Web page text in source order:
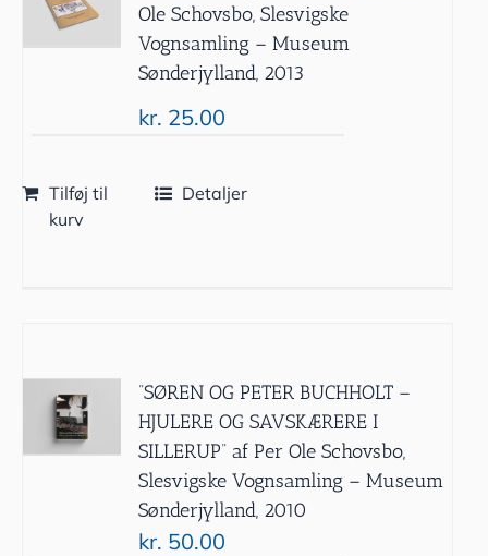
Ole Schovsbo, Slesvigske
Vognsamling – Museum
Sønderjylland, 2013
kr. 25.00
Tilføj til
kurv
Detaljer
”SØREN OG PETER BUCHHOLT –
HJULERE OG SAVSKÆRERE I
SILLERUP” af Per Ole Schovsbo,
Slesvigske Vognsamling – Museum
Sønderjylland, 2010
kr. 50.00